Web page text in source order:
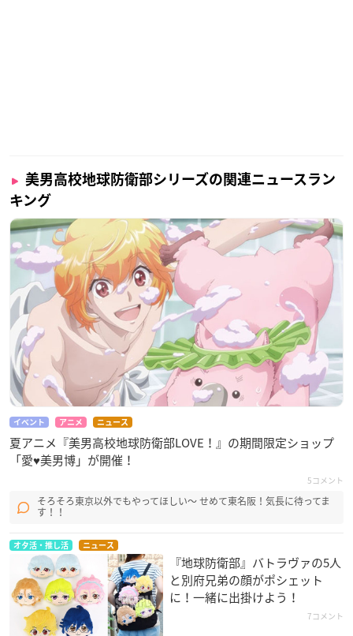
美男高校地球防衛部シリーズの関連ニュースラン
キング
イベント アニメ ニュース
夏アニメ『美男高校地球防衛部LOVE！』の期間限定ショップ
「愛♥美男博」が開催！
5コメント
そろそろ東京以外でもやってほしい〜 せめて東名阪！気長に待ってま
す！！
オタ活・推し活 ニュース
『地球防衛部』バトラヴァの5人
と別府兄弟の顔がポシェット
に！一緒に出掛けよう！
7コメント